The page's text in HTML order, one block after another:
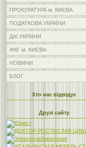
ПРОКУРАТУРА м. КИЄВА
ПОДАТКОВА УКРАЇНИ
ДАІ УКРАЇНИ
ЖКГ м. КИЄВА
НОВИНИ
БЛОГ
Хто нас відвідує
Друзі сайту